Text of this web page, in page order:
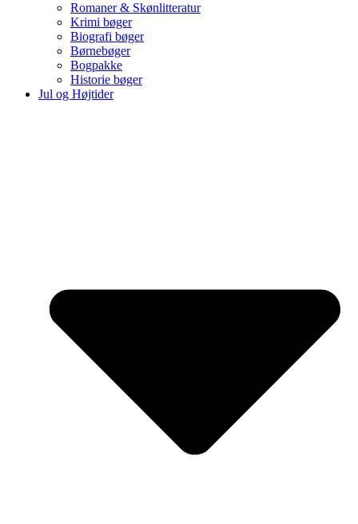
Romaner & Skønlitteratur
Krimi bøger
Biografi bøger
Børnebøger
Bogpakke
Historie bøger
Jul og Højtider